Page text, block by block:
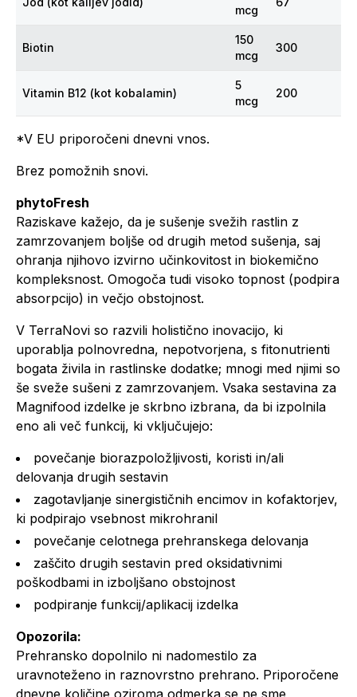
mcg
Biotin
150
mcg
300
Vitamin B12 (kot kobalamin)
5
mcg
200
*V EU priporočeni dnevni vnos.
Brez pomožnih snovi.
phytoFresh
Raziskave kažejo, da je sušenje svežih rastlin z
zamrzovanjem boljše od drugih metod sušenja, saj
ohranja njihovo izvirno učinkovitost in biokemično
kompleksnost. Omogoča tudi visoko topnost (podpira
absorpcijo) in večjo obstojnost.
V TerraNovi so razvili holistično inovacijo, ki
uporablja polnovredna, nepotvorjena, s fitonutrienti
bogata živila in rastlinske dodatke; mnogi med njimi so
še sveže sušeni z zamrzovanjem. Vsaka sestavina za
Magnifood izdelke je skrbno izbrana, da bi izpolnila
eno ali več funkcij, ki vključujejo:
povečanje biorazpoložljivosti, koristi in/ali
delovanja drugih sestavin
zagotavljanje sinergističnih encimov in kofaktorjev,
ki podpirajo vsebnost mikrohranil
povečanje celotnega prehranskega delovanja
zaščito drugih sestavin pred oksidativnimi
poškodbami in izboljšano obstojnost
podpiranje funkcij/aplikacij izdelka
Opozorila:
Prehransko dopolnilo ni nadomestilo za
uravnoteženo in raznovrstno prehrano. Priporočene
dnevne količine oziroma odmerka se ne sme